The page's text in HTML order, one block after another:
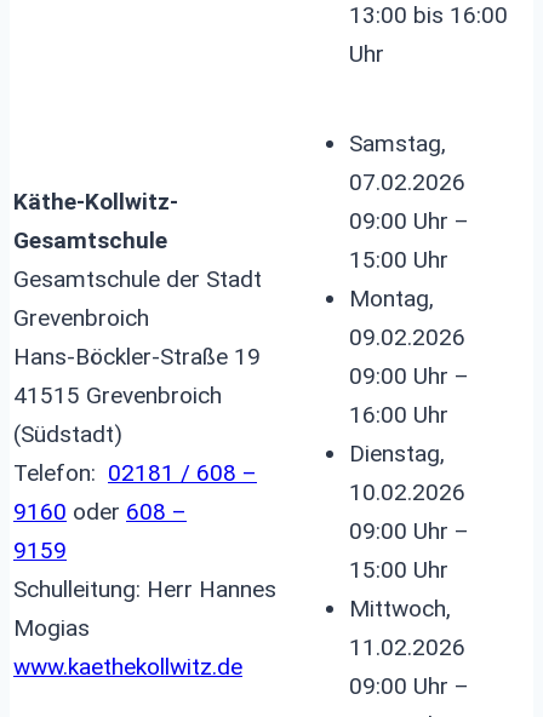
13:00 bis 16:00
Uhr
Käthe-Kollwitz-
Gesamtschule
Gesamtschule der Stadt
Grevenbroich
Hans-Böckler-Straße 19
41515 Grevenbroich
(Südstadt)
Telefon: 02181 / 608 –
9160 oder 608 –
9159
Schulleitung: Herr Hannes
Mogias
www.kaethekollwitz.de
Samstag,
07.02.2026
09:00 Uhr –
15:00 Uhr
Montag,
09.02.2026
09:00 Uhr –
16:00 Uhr
Dienstag,
10.02.2026
09:00 Uhr –
15:00 Uhr
Mittwoch,
11.02.2026
09:00 Uhr –